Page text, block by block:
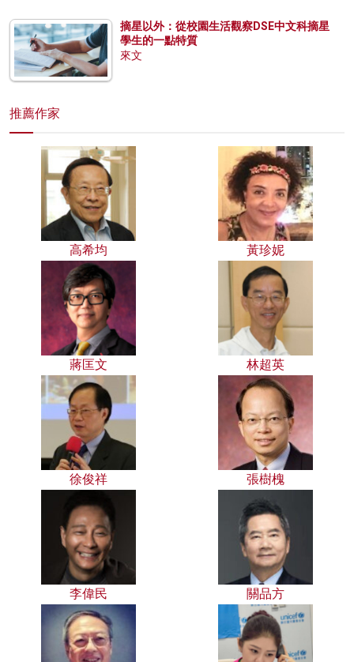
摘星以外：從校園生活觀察DSE中文科摘星
學生的一點特質
來文
推薦作家
高希均 黃珍妮
蔣匡文 林超英
徐俊祥 張樹槐
李偉民 關品方